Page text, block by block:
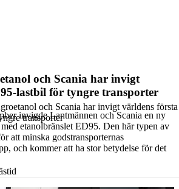
och Scania har invigt världens första
transporter
och Scania har invigt
lastbil för tyngre transporter
invigde Lantmännen och Scania en ny
etanolbränslet ED95. Den här typen av
att minska godstransporternas
och kommer att ha stor betydelse för det